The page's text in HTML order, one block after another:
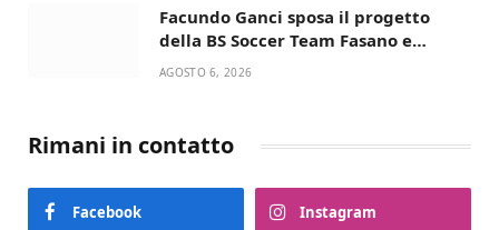
Facundo Ganci sposa il progetto
della BS Soccer Team Fasano e
ritorna in campo
AGOSTO 6, 2026
Rimani in contatto
Facebook Instagram